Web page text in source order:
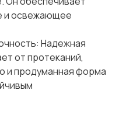
и освежающее
Надежная
от протеканий,
и продуманная форма